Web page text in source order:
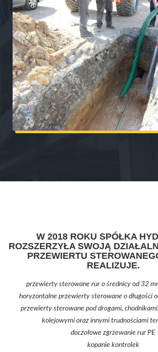
W 2018 ROKU SPÓŁKA
ROZSZERZYŁA SWOJĄ
PRZEWIERTU
REALIZUJE.
przewierty sterowane rur o średnicy od 32
horyzontalne przewierty sterowane o długości
przewierty sterowane pod drogami,
kolejowymi oraz innymi trudnościami
doczołowe zgrzewanie rur PE
kopanie kontrolek